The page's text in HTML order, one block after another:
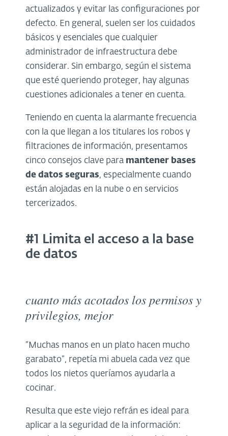
actualizados y evitar las configuraciones por
defecto. En general, suelen ser los cuidados
básicos y esenciales que cualquier
administrador de infraestructura debe
considerar. Sin embargo, según el sistema
que esté queriendo proteger, hay algunas
cuestiones adicionales a tener en cuenta.
Teniendo en cuenta la alarmante frecuencia
con la que llegan a los titulares los robos y
filtraciones de información, presentamos
cinco consejos clave para mantener bases
de datos seguras, especialmente cuando
están alojadas en la nube o en servicios
tercerizados.
#1 Limita el acceso a la base
de datos
cuanto más acotados los permisos y
privilegios, mejor
“Muchas manos en un plato hacen mucho
garabato”, repetía mi abuela cada vez que
todos los nietos queríamos ayudarla a
cocinar.
Resulta que este viejo refrán es ideal para
aplicar a la seguridad de la información: